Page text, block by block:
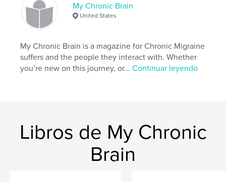
My Chronic Brain
United States
My Chronic Brain is a magazine for Chronic Migraine
suffers and the people they interact with. Whether
you’re new on this journey, or...Continuar leyendo
Libros de My Chronic
Brain